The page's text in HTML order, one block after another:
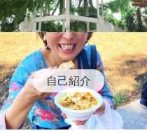
自己紹介